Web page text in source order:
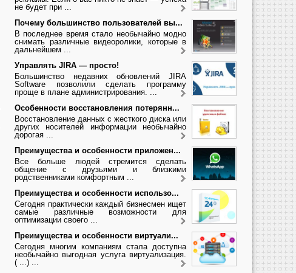
не будет при ...
Почему большинство пользователей вы...
В последнее время стало необычайно модно
снимать различные видеоролики, которые в
дальнейшем ...
Управлять JIRA — просто!
Большинство недавних обновлений JIRA
Software позволили сделать программу
проще в плане администрирования. ...
Особенности восстановления потерянн...
Восстановление данных с жесткого диска или
других носителей информации необычайно
дорогая ...
Преимущества и особенности приложен...
Все больше людей стремится сделать
общение с друзьями и близкими
родственниками комфортным ...
Преимущества и особенности использо...
Сегодня практически каждый бизнесмен ищет
самые различные возможности для
оптимизации своего ...
Преимущества и особенности виртуали...
Сегодня многим компаниям стала доступна
необычайно выгодная услуга виртуализация.
( ...) ...